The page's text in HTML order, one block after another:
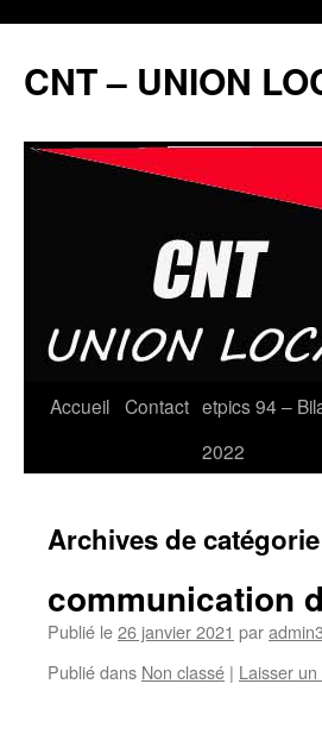
contenu
CNT – UNION
Accueil Contact etpics 94 –
2022
Archives de
communication
Publié le26 janvier 2021 par
Publié dans Non classé | Laisser